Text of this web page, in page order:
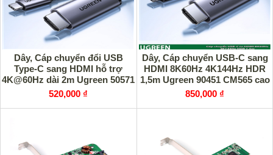
Dây, Cáp chuyển đổi USB
Type-C sang HDMI hỗ trợ
4K@60Hz dài 2m Ugreen 50571
cao cấp
520,000 ₫
Dây, Cáp chuyển USB-C sang
HDMI 8K60Hz 4K144Hz HDR
1,5m Ugreen 90451 CM565 cao
cấp
850,000 ₫